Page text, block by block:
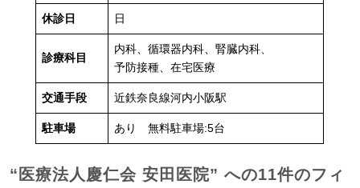
休診日 日
診療科目
内科、循環器内科、腎臓内科、
予防接種、在宅医療
交通手段 近鉄奈良線河内小阪駅
駐車場 あり 無料駐車場:5台
“医療法人慶仁会 安田医院” への11件のフィ